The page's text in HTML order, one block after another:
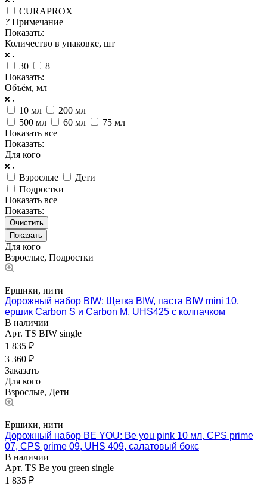
CURAPROX
? Примечание
Показать:
Количество в упаковке, шт
30
8
Показать:
Объём, мл
10 мл
200 мл
500 мл
60 мл
75 мл
Показать все
Показать:
Для кого
Взрослые
Дети
Подростки
Показать все
Показать:
Очистить
Для кого
Взрослые, Подростки
Ершики, нити
Дорожный набор BIW: Щетка BIW, паста BIW mini 10,
ершик Carbon S и Carbon M, UHS425 с колпачком
В наличии
Арт. TS BIW single
1 835 ₽
3 360 ₽
Заказать
Для кого
Взрослые, Дети
Ершики, нити
Дорожный набор BE YOU: Be you pink 10 мл, CPS prime
07, CPS prime 09, UHS 409, салатовый бокс
В наличии
Арт. TS Be you green single
1 835 ₽